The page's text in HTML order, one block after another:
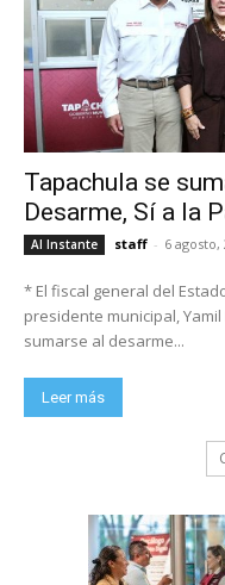
Tapachula se
Desarme, Sí a la
Al Instante staff - 6 agosto,
* El fiscal general del
presidente municipal,
sumarse al desarme...
Leer más